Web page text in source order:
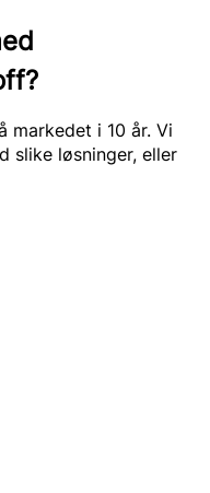
i 10 år. Vi
slike løsninger, eller